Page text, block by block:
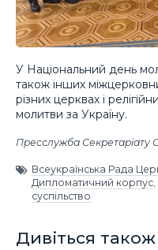
У Національний день
також інших
різних церквах і
молитви за Україну.
Пресслужба Секретаріату
Всеукраїнська Рада
Дипломатичний корпус,
суспільство
Дивіться також